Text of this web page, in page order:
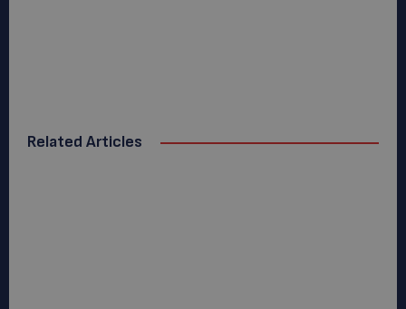
Related Articles